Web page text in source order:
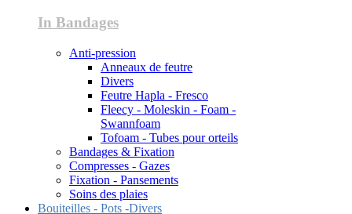
In Bandages
Anti-pression
Anneaux de feutre
Divers
Feutre Hapla - Fresco
Fleecy - Moleskin - Foam -
Swannfoam
Tofoam - Tubes pour orteils
Bandages & Fixation
Compresses - Gazes
Fixation - Pansements
Soins des plaies
Bouiteilles - Pots -Divers